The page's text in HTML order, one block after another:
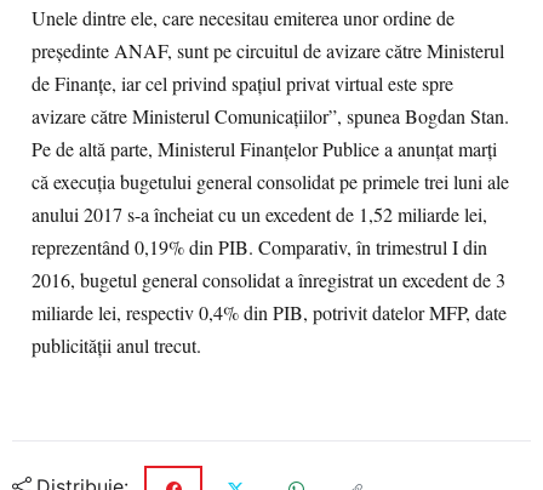
Unele dintre ele, care necesitau emiterea unor ordine de
președinte ANAF, sunt pe circuitul de avizare către Ministerul
de Finanțe, iar cel privind spațiul privat virtual este spre
avizare către Ministerul Comunicațiilor”, spunea Bogdan Stan.
Pe de altă parte, Ministerul Finanțelor Publice a anunțat marți
că execuția bugetului general consolidat pe primele trei luni ale
anului 2017 s-a încheiat cu un excedent de 1,52 miliarde lei,
reprezentând 0,19% din PIB. Comparativ, în trimestrul I din
2016, bugetul general consolidat a înregistrat un excedent de 3
miliarde lei, respectiv 0,4% din PIB, potrivit datelor MFP, date
publicității anul trecut.